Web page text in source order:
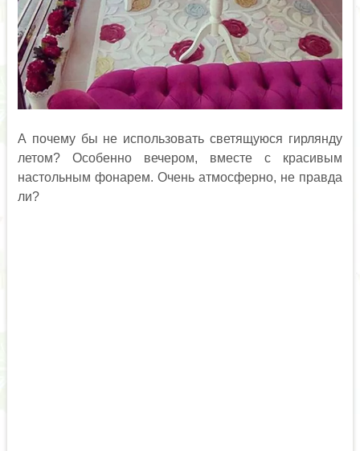
А почему бы не использовать светящуюся гирлянду
летом? Особенно вечером, вместе с красивым
настольным фонарем. Очень атмосферно, не правда
ли?